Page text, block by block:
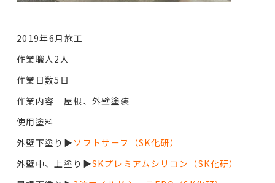
2019年6月施工
作業職人2人
作業日数5日
作業内容 屋根、外壁塗装
使用塗料
外壁下塗り▶︎ ソフトサーフ（SK化研）
外壁中、上塗り▶︎SKプレミアムシリコン（SK化研）